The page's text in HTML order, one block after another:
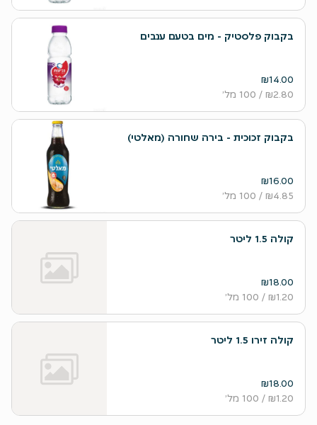
בקבוק פלסטיק - מים בטעם ענבים
₪14.00
₪2.80 / 100 מל׳
בקבוק זכוכית - בירה שחורה (מאלטי)
₪16.00
₪4.85 / 100 מל׳
קולה 1.5 ליטר
₪18.00
₪1.20 / 100 מל׳
קולה זירו 1.5 ליטר
₪18.00
₪1.20 / 100 מל׳